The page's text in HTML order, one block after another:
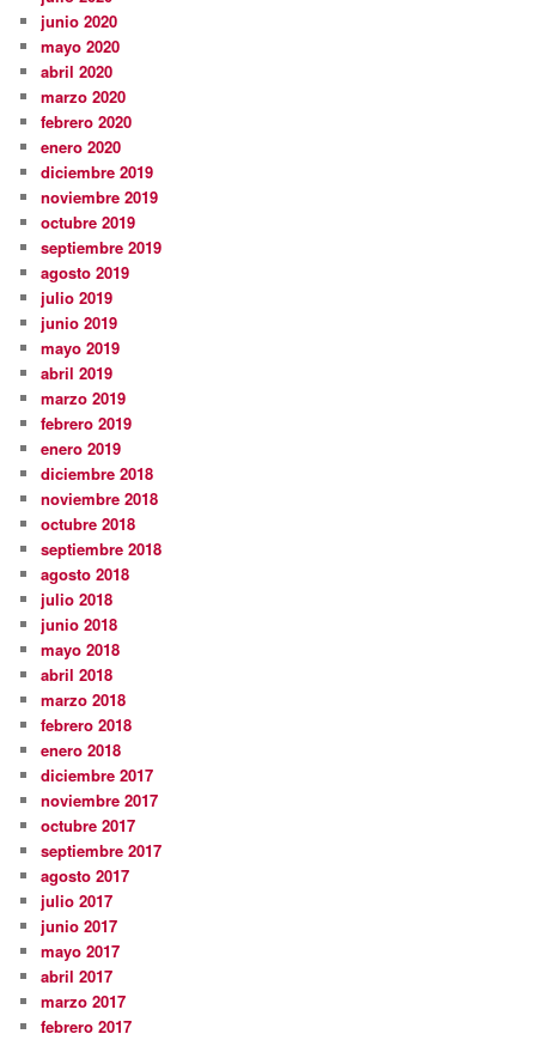
junio 2020
mayo 2020
abril 2020
marzo 2020
febrero 2020
enero 2020
diciembre 2019
noviembre 2019
octubre 2019
septiembre 2019
agosto 2019
julio 2019
junio 2019
mayo 2019
abril 2019
marzo 2019
febrero 2019
enero 2019
diciembre 2018
noviembre 2018
octubre 2018
septiembre 2018
agosto 2018
julio 2018
junio 2018
mayo 2018
abril 2018
marzo 2018
febrero 2018
enero 2018
diciembre 2017
noviembre 2017
octubre 2017
septiembre 2017
agosto 2017
julio 2017
junio 2017
mayo 2017
abril 2017
marzo 2017
febrero 2017